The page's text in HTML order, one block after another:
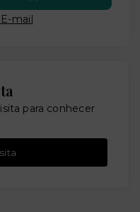
mail
para conhecer